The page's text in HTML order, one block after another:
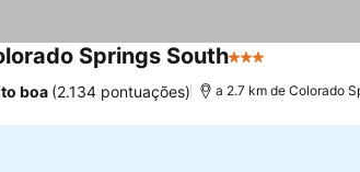
Springs South3 Estrelas
boa (2.134 pontuações) a 2.7 km de Colorado